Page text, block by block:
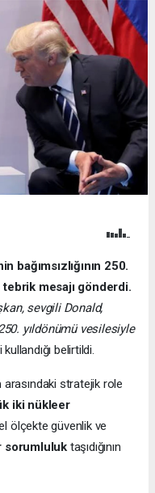
bağımsızlığının 250.
tebrik mesajı gönderdi.
sevgili Donald,
yıldönümü vesilesiyle
belirtildi.
arasındaki stratejik role
iki nükleer
ölçekte güvenlik ve
sorumluluktaşıdığının